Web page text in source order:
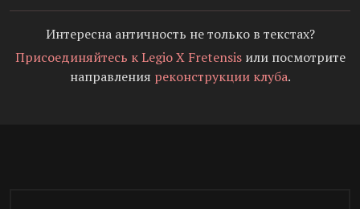
Интересна античность не только в текстах?
Присоединяйтесь к Legio X Fretensisили посмотрите
направления реконструкции клуба.